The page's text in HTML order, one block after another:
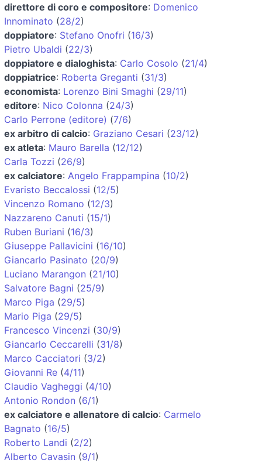
direttore di coro e compositore: Domenico
Innominato (28/2)
doppiatore: Stefano Onofri (16/3)
Pietro Ubaldi (22/3)
doppiatore e dialoghista: Carlo Cosolo (21/4)
doppiatrice: Roberta Greganti (31/3)
economista: Lorenzo Bini Smaghi (29/11)
editore: Nico Colonna (24/3)
Carlo Perrone (editore) (7/6)
ex arbitro di calcio: Graziano Cesari (23/12)
ex atleta: Mauro Barella (12/12)
Carla Tozzi (26/9)
ex calciatore: Angelo Frappampina (10/2)
Evaristo Beccalossi (12/5)
Vincenzo Romano (12/3)
Nazzareno Canuti (15/1)
Ruben Buriani (16/3)
Giuseppe Pallavicini (16/10)
Giancarlo Pasinato (20/9)
Luciano Marangon (21/10)
Salvatore Bagni (25/9)
Marco Piga (29/5)
Mario Piga (29/5)
Francesco Vincenzi (30/9)
Giancarlo Ceccarelli (31/8)
Marco Cacciatori (3/2)
Giovanni Re (4/11)
Claudio Vagheggi (4/10)
Antonio Rondon (6/1)
ex calciatore e allenatore di calcio: Carmelo
Bagnato (16/5)
Roberto Landi (2/2)
Alberto Cavasin (9/1)